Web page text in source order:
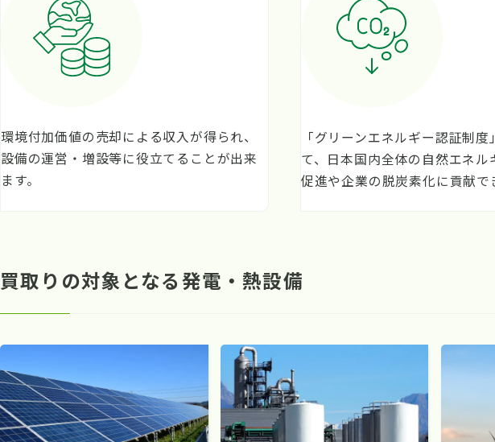
環境付加価値の売却による収入が得られ、
設備の運営・増設等に役立てることが出来
ます。
「グリーンエネルギー認証制度
て、日本国内全体の自然エネル
促進や企業の脱炭素化に貢献で
買取りの対象となる発電・熱設備